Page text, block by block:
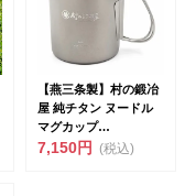
【燕三条製】村の鍛冶
屋 純チタン ヌードル
マグカップ
650ml<br>...
7,150円 (税込)